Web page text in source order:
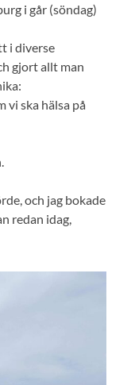
i går (söndag)
i diverse
gjort allt man
vi ska hälsa på
och jag bokade
redan idag,